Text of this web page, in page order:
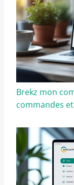
Brekz mon
commandes